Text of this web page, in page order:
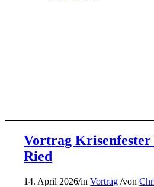
Vortrag
Ried
14. April 2026/inVortrag /von